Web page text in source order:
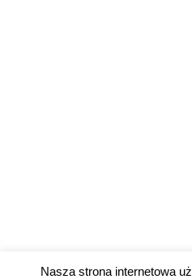
Nasza strona internetowa